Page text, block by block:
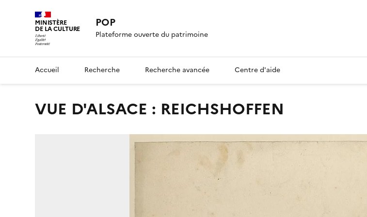
MINISTÈRE
DE LA CULTURE POP
Plateforme ouverte du patrimoine
Accueil Recherche Recherche avancée Centre d'aide
VUE D'ALSACE : REICHSHOFFEN